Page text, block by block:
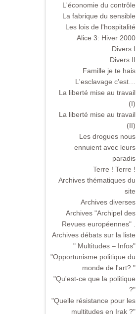
L'économie du contrôle
La fabrique du sensible
Les lois de l'hospitalité
Alice 3: Hiver 2000
Divers I
Divers II
Famille je te hais
L'esclavage c'est…
La liberté mise au travail
(I)
La liberté mise au travail
(II)
Les drogues nous
ennuient avec leurs
paradis
Terre ! Terre !
Archives thématiques du
site
Archives diverses
Archives "Archipel des
Revues européennes" .
Archives débats sur la liste
" Multitudes – Infos"
"Opportunisme politique du
monde de l'art? "
"Qu'est-ce que la politique
?"
"Quelle résistance pour les
multitudes en Irak ?"